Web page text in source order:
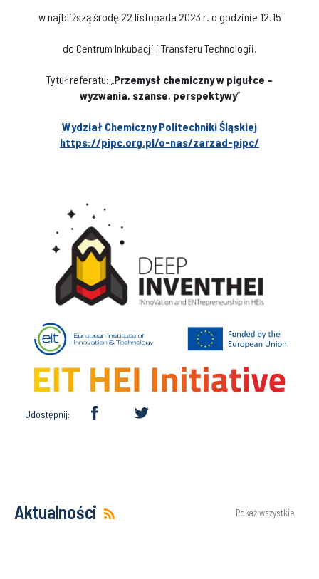
w najbliższą środę 22 listopada 2023 r. o godzinie 12.15
do Centrum Inkubacji i Transferu Technologii.
Tytuł referatu: „Przemysł chemiczny w pigułce –
wyzwania, szanse, perspektywy”
Wydział Chemiczny Politechniki Śląskiej
https://pipc.org.pl/o-nas/zarzad-pipc/
Udostępnij:
Aktualności Pokaż wszystkie